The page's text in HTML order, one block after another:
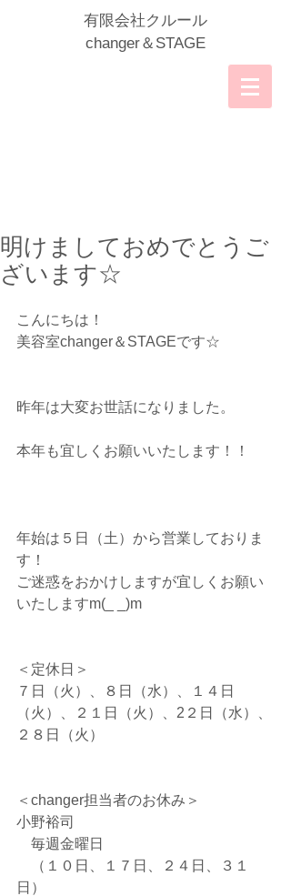
​有限会社クルール
​changer＆STAGE
明けましておめでとうご
ざいます☆
こんにちは！
美容室changer＆STAGEです☆
昨年は大変お世話になりました。
本年も宜しくお願いいたします！！
年始は５日（土）から営業しておりま
す！
ご迷惑をおかけしますが宜しくお願い
いたしますm(_ _)m
＜定休日＞
７日（火）、８日（水）、１４日
（火）、２１日（火）、2２日（水）、
２８日（火）
＜changer担当者のお休み＞
小野裕司
毎週金曜日
（１０日、１７日、２４日、３１
日）